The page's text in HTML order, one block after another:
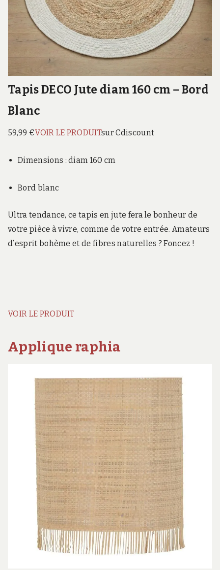
Tapis DECO Jute diam 160 cm – Bord
Blanc
59,99 €VOIR LE PRODUITsur Cdiscount
Dimensions : diam 160 cm
Bord blanc
Ultra tendance, ce tapis en jute fera le bonheur de
votre pièce à vivre, comme de votre entrée. Amateurs
d’esprit bohème et de fibres naturelles ? Foncez !
VOIR LE PRODUIT
Applique raphia